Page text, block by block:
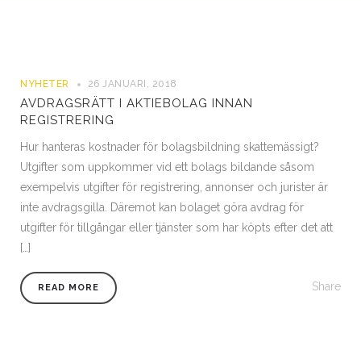
NYHETER 26 JANUARI, 2018
AVDRAGSRÄTT I AKTIEBOLAG INNAN
REGISTRERING
Hur hanteras kostnader för bolagsbildning skattemässigt?
Utgifter som uppkommer vid ett bolags bildande såsom
exempelvis utgifter för registrering, annonser och jurister är
inte avdragsgilla. Däremot kan bolaget göra avdrag för
utgifter för tillgångar eller tjänster som har köpts efter det att
[…]
READ MORE Share